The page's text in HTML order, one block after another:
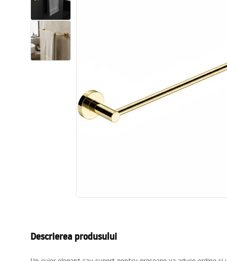
Rigole Liniare
Cazi cu paravane
Descrierea produsului